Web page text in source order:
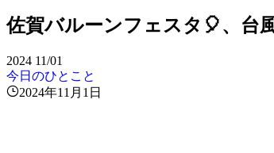
佐賀バルーンフェスタ🎈、台
2024 11/01
今日のひとこと
2024年11月1日